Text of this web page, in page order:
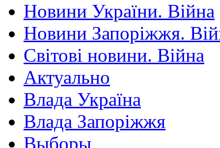
Новини України. Війна
Новини Запоріжжя.
Світові новини. Війна
Актуально
Влада Україна
Влада Запоріжжя
Выборы